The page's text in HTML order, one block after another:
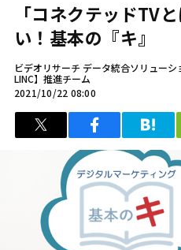
「コネクテッドTV
い！基本の『キ』
ビデオリサーチ データ統合ソリューシ
LINC】推進チーム
2021/10/22 08:00
ツイート シェア